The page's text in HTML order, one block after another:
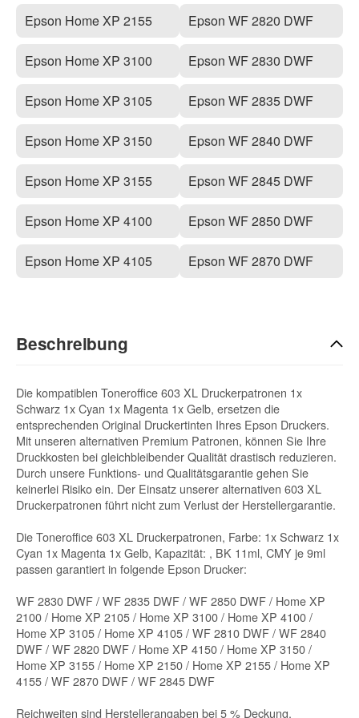
Epson Home XP 2155
Epson Home XP 3100
Epson Home XP 3105
Epson Home XP 3150
Epson Home XP 3155
Epson Home XP 4100
Epson Home XP 4105
Epson WF 2820 DWF
Epson WF 2830 DWF
Epson WF 2835 DWF
Epson WF 2840 DWF
Epson WF 2845 DWF
Epson WF 2850 DWF
Epson WF 2870 DWF
Beschreibung
Die kompatiblen Toneroffice 603 XL Druckerpatronen 1x
Schwarz 1x Cyan 1x Magenta 1x Gelb, ersetzen die
entsprechenden Original Druckertinten Ihres Epson Druckers.
Mit unseren alternativen Premium Patronen, können Sie Ihre
Druckkosten bei gleichbleibender Qualität drastisch reduzieren.
Durch unsere Funktions- und Qualitätsgarantie gehen Sie
keinerlei Risiko ein. Der Einsatz unserer alternativen 603 XL
Druckerpatronen führt nicht zum Verlust der Herstellergarantie.
Die Toneroffice 603 XL Druckerpatronen, Farbe: 1x Schwarz 1x
Cyan 1x Magenta 1x Gelb, Kapazität: , BK 11ml, CMY je 9ml
passen garantiert in folgende Epson Drucker:
WF 2830 DWF / WF 2835 DWF / WF 2850 DWF / Home XP
2100 / Home XP 2105 / Home XP 3100 / Home XP 4100 /
Home XP 3105 / Home XP 4105 / WF 2810 DWF / WF 2840
DWF / WF 2820 DWF / Home XP 4150 / Home XP 3150 /
Home XP 3155 / Home XP 2150 / Home XP 2155 / Home XP
4155 / WF 2870 DWF / WF 2845 DWF
Reichweiten sind Herstellerangaben bei 5 % Deckung.